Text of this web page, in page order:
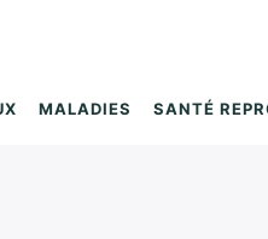
MALADIES SANTÉ